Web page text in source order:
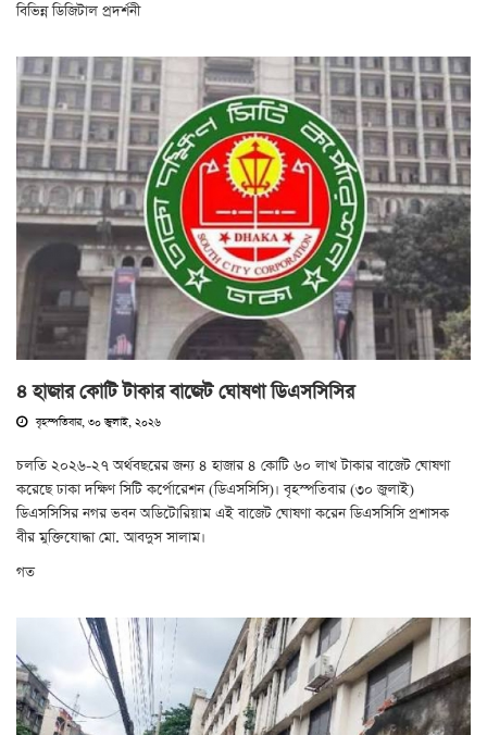
বিভিন্ন ডিজিটাল প্রদর্শনী
৪ হাজার কোটি টাকার বাজেট ঘোষণা ডিএসসিসির
বৃহস্পতিবার, ৩০ জুলাই, ২০২৬
চলতি ২০২৬-২৭ অর্থবছরের জন্য ৪ হাজার ৪ কোটি ৬০ লাখ টাকার বাজেট ঘোষণা
করেছে ঢাকা দক্ষিণ সিটি কর্পোরেশন (ডিএসসিসি)। বৃহস্পতিবার (৩০ জুলাই)
ডিএসসিসির নগর ভবন অডিটোরিয়াম এই বাজেট ঘোষণা করেন ডিএসসিসি প্রশাসক
বীর মুক্তিযোদ্ধা মো. আবদুস সালাম।
গত